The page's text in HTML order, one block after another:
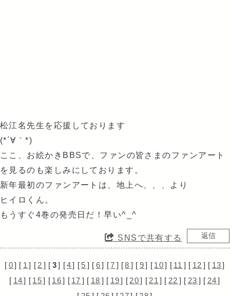
松江名先生を応援しております
(*´∀｀*)
ここ、お絵かきBBSで、ファンの皆さまのファンアート
を見るのも楽しみにしております。
新年最初のファンアートは、地上へ、、、より
ヒイロくん。
もうすぐ4巻の発売日だ！早い^_^
SNSで共有する
[ 0] [ 1] [2 ] [ 3] [4 ] [ 5 ] [ 6] [7 ] [ 8 ] [ 9] [ 10] [ 11 ] [ 12 ] [ 13 ]
[ 14 ] [ 15] [ 16] [ 17 ] [ 18 ] [ 19 ] [20] [21] [ 22 ] [ 23 ] [ 24 ]